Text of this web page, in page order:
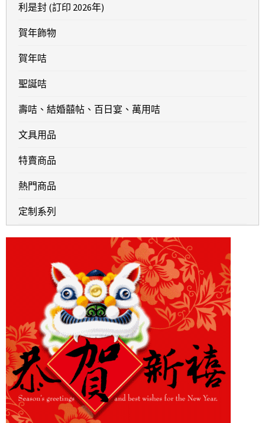
利是封 (訂印 2026年)
賀年飾物
賀年咭
聖誕咭
壽咭、結婚囍帖、百日宴、萬用咭
文具用品
特賣商品
熱門商品
定制系列